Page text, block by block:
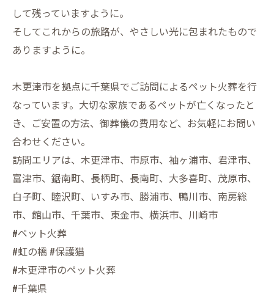
して残っていますように。
そしてこれからの旅路が、やさしい光に包まれたもので
ありますように。
木更津市を拠点に千葉県でご訪問によるペット火葬を行
なっています。大切な家族であるペットが亡くなったと
き、ご安置の方法、御葬儀の費用など、お気軽にお問い
合わせください。
訪問エリアは、木更津市、市原市、袖ヶ浦市、君津市、
富津市、鋸南町、長柄町、長南町、大多喜町、茂原市、
白子町、睦沢町、いすみ市、勝浦市、鴨川市、南房総
市、館山市、千葉市、東金市、横浜市、川崎市
#ペット火葬
#虹の橋 #保護猫
#木更津市のペット火葬
#千葉県